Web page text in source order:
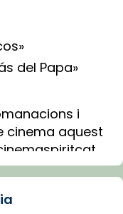
del Papa»
i
cinema aquest